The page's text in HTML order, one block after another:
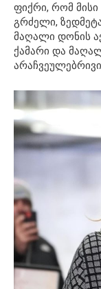
ფიქრი, რომ
გრძელი,
მაღალი დონის
ქამარი და